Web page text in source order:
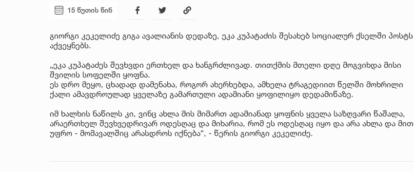
15 წუთის წინ
გიორგი კეკელიძე გიგა ავალიანის დედაზე, ეკა კუპატაძის შესახებ სოციალურ ქსელში პოსტს
აქვეყნებს.
„ეკა კუპატაძეს შევხვდი ერთხელ და ხანგრძლივად. თითქმის მთელი დღე მოგვიხდა მისი
შვილის სოფელში ყოფნა.
ეს დრო მეყო, ცხადად დამენახა, როგორ ახერხებდა, ამხელა ტრაგედიით წელში მოხრილი
ქალი ამავდროულად ყველაზე გამართული ადამიანი ყოფილიყო დედამიწაზე.
იმ ხალხის ნაწილს კი, ვინც ახლა მის მიმართ ადამიანად ყოფნის ყველა საზღვარი წაშალა,
არაერთხელ შევხვედრივარ ოდესღაც და მიხარია, რომ ეს ოდესღაც იყო და არა ახლა და მით
უფრო - მომავალშიც არასდროს იქნება“, - წერის გიორგი კეკელიძე.